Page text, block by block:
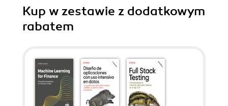
Kup w zestawie z dodatkowym
rabatem